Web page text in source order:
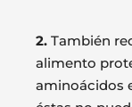
2. También
alimento
aminoácidos